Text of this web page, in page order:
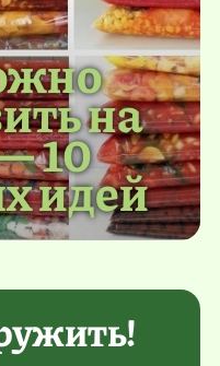
на
10
идей